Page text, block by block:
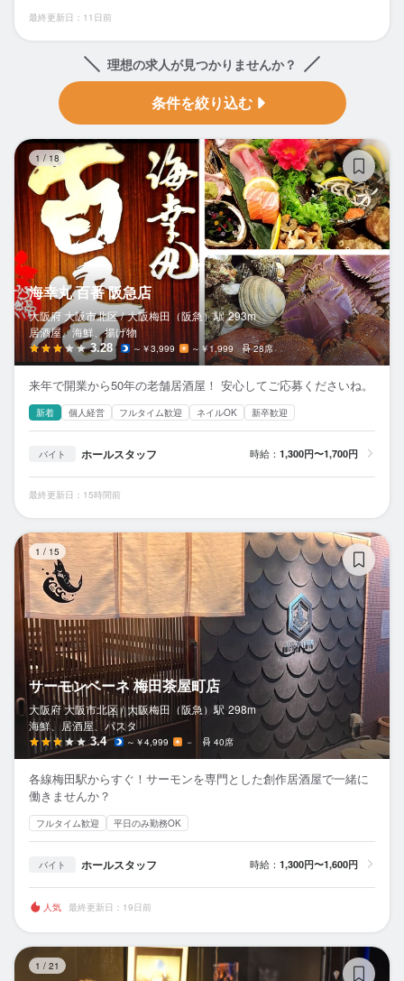
最終更新日：11日前
理想の求人が見つかりませんか？
条件を絞り込む
1 / 18
海幸丸 百番 阪急店
大阪府 大阪市北区 / 大阪梅田（阪急）駅 293m
居酒屋、海鮮、揚げ物
3.28 ～￥3,999 ～￥1,999 28席
来年で開業から50年の老舗居酒屋！ 安心してご応募くださいね。
新着 個人経営 フルタイム歓迎 ネイルOK 新卒歓迎
バイト ホールスタッフ 時給： 1,300円〜1,700円
最終更新日：15時間前
1 / 15
サーモンベーネ 梅田茶屋町店
大阪府 大阪市北区 / 大阪梅田（阪急） 駅 298m
海鮮、居酒屋、パスタ
3.4 ～￥4,999 － 40席
各線梅田駅からすぐ！サーモンを専門とした創作居酒屋で一緒に
働きませんか？
フルタイム歓迎 平日のみ勤務OK
バイト ホールスタッフ 時給： 1,300円〜1,600円
人気 最終更新日：19日前
1 / 21